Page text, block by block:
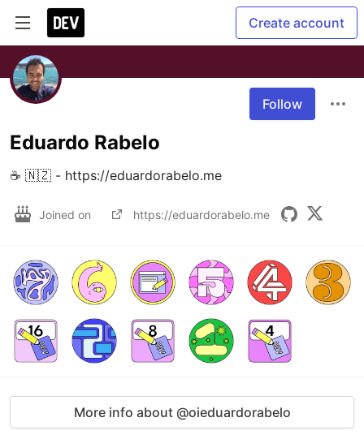
Create account
Follow
Eduardo Rabelo
☕ 🇳🇿 - https://eduardorabelo.me
Joined on https://eduardorabelo.me
More info about @oieduardorabelo